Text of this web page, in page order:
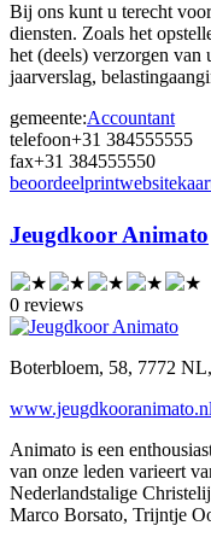
Bij ons kunt u terecht
diensten. Zoals het
het (deels) verzorgen
jaarverslag,
gemeente:Accountant
telefoon+31 384555555
fax+31 384555550
beoordeelprintwebsite
Jeugdkoor Animato
0 reviews
Boterbloem, 58, 7772 NL,
www.jeugdkooranimato.nl
Animato is een
van onze leden varieert
Nederlandstalige
Marco Borsato, Trijntje